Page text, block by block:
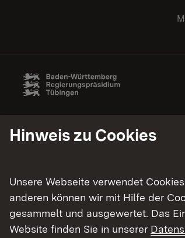
Hinweis zu Cookies
Unsere Webseite verwendet
anderen können wir mit Hilfe der
gesammelt und ausgewertet. Das
Website finden Sie in unserer